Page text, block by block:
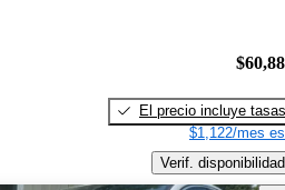
El precio incluye tasas
$1,122/mes
Verif. disponibilidad